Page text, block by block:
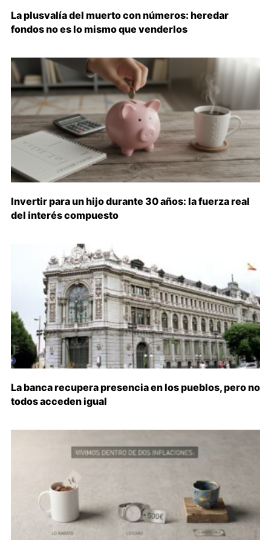
La plusvalía del muerto con números: heredar
fondos no es lo mismo que venderlos
Invertir para un hijo durante 30 años: la fuerza real
del interés compuesto
La banca recupera presencia en los pueblos, pero no
todos acceden igual